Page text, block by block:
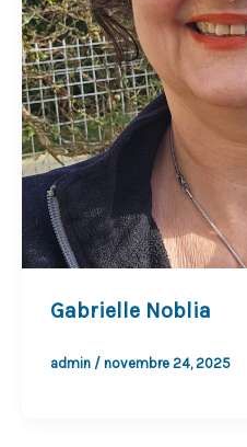
Gabrielle Noblia
admin / novembre 24, 2025